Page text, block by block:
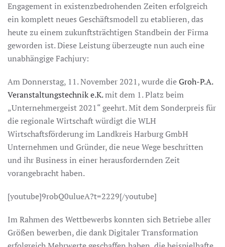
Engagement in existenzbedrohenden Zeiten erfolgreich
ein komplett neues Geschäftsmodell zu etablieren, das
heute zu einem zukunftsträchtigen Standbein der Firma
geworden ist. Diese Leistung überzeugte nun auch eine
unabhängige Fachjury:
Am Donnerstag, 11. November 2021, wurde dieGroh-P.A.
Veranstaltungstechnik e.K.mit dem 1. Platz beim
„Unternehmergeist 2021“ geehrt. Mit dem Sonderpreis für
die regionale Wirtschaft würdigt die WLH
Wirtschaftsförderung im Landkreis Harburg GmbH
Unternehmen und Gründer, die neue Wege beschritten
und ihr Business in einer herausfordernden Zeit
vorangebracht haben.
[youtube]9robQ0ulueA?t=2229[/youtube]
Im Rahmen des Wettbewerbs konnten sich Betriebe aller
Größen bewerben, die dank Digitaler Transformation